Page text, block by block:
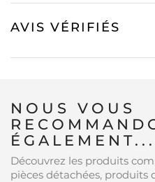
AVIS VÉRIFIÉS
NOUS VOUS
ÉGALEMENT...
Découvrez les produits
pièces détachées, produits